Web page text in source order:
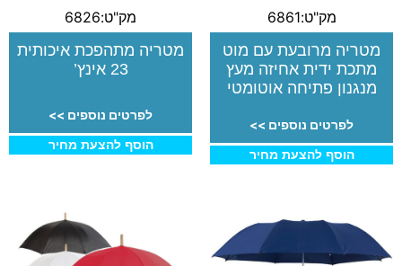
מק"ט:6861
מטריה מרובעת עם מוט
מתכת ידית אחיזה מעץ
מנגנון פתיחה אוטומטי
לפרטים נוספים >>
הוסף להצעת מחיר
מק"ט:6826
מטריה מתהפכת איכותית
23 אינץ’
לפרטים נוספים >>
הוסף להצעת מחיר